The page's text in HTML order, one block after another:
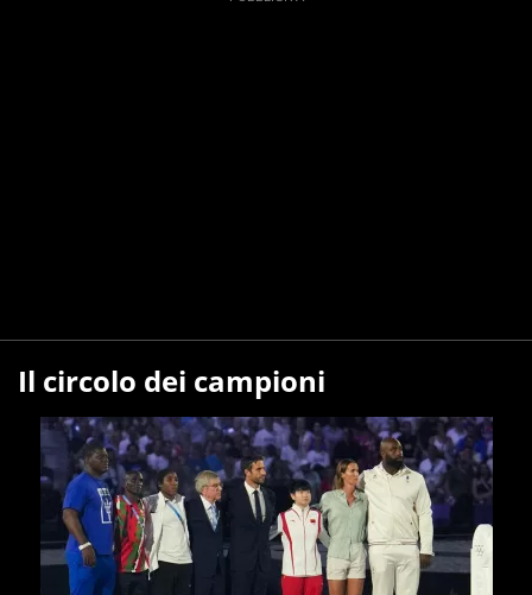
Il circolo dei campioni